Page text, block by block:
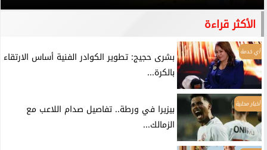
الأكثر قراءة
أي خدمة
بشرى حجيج: تطوير الكوادر الفنية أساس الارتقاء
بالكرة...
أخبار محلية
بيزيرا في ورطة.. تفاصيل صدام اللاعب مع
الزمالك...